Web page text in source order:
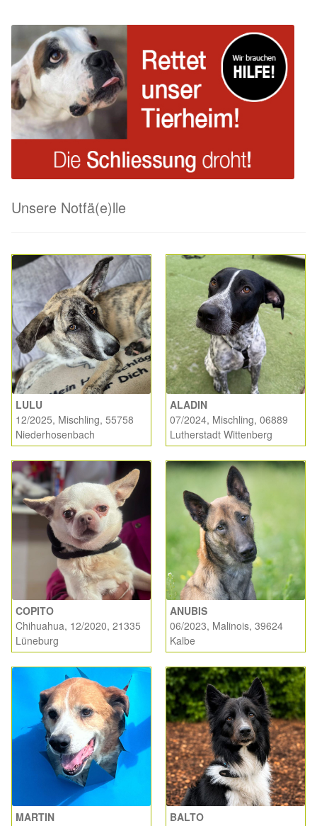
Unsere Notfä(e)lle
LULU
12/2025, Mischling, 55758
Niederhosenbach
ALADIN
07/2024, Mischling, 06889
Lutherstadt Wittenberg
COPITO
Chihuahua, 12/2020, 21335
Lüneburg
ANUBIS
06/2023, Malinois, 39624
Kalbe
MARTIN
BALTO